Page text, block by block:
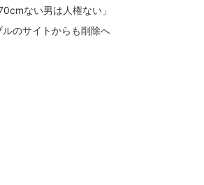
ない男は人権ない」
ルのサイトからも削除へ